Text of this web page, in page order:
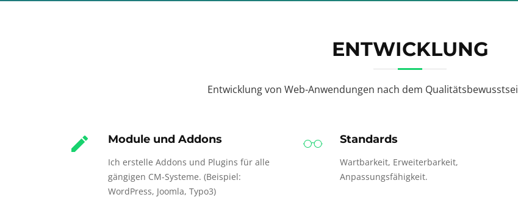
ENTWICKLUNG
Entwicklung von Web-Anwendungen nach dem
Module und Addons
Ich erstelle Addons und Plugins für alle
gängigen CM-Systeme. (Beispiel:
WordPress, Joomla, Typo3)
Standards
Wartbarkeit, Erweiterbarkeit,
Anpassungsfähigkeit.